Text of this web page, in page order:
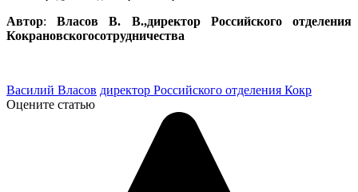
Автор:Власов В. В.,директор Российского отделения
Кокрановскогосотрудничества
Василий Власов директор Российского отделения Кокр
Оцените статью